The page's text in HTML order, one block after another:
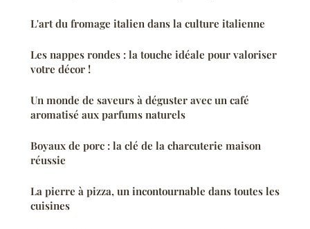
L'art du fromage italien dans la culture italienne
Les nappes rondes : la touche idéale pour valoriser
votre décor !
Un monde de saveurs à déguster avec un café
aromatisé aux parfums naturels
Boyaux de porc : la clé de la charcuterie maison
réussie
La pierre à pizza, un incontournable dans toutes les
cuisines